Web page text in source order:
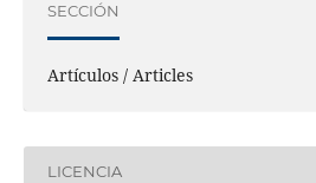
SECCIÓN
Artículos / Articles
LICENCIA